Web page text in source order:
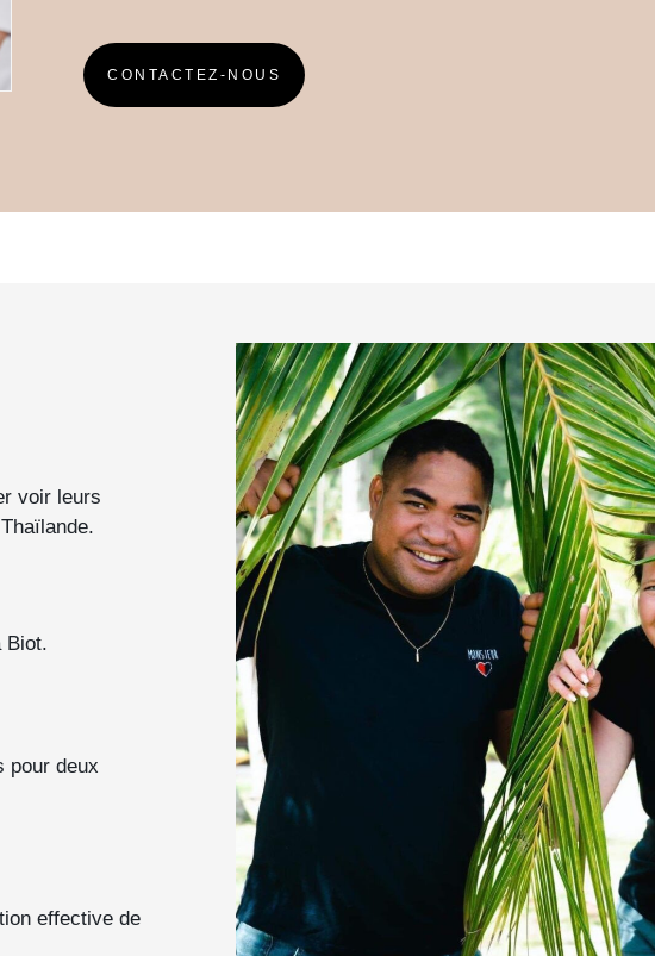
CONTACTEZ-NOUS
voir leurs
Biot.
pour deux
effective de